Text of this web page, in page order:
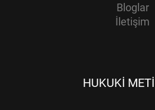
Bloglar
İletişim
HUKUKI